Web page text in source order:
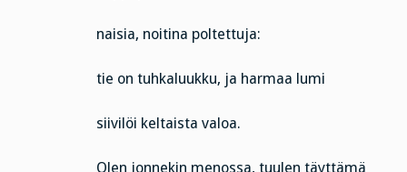
naisia, noitina poltettuja:
tie on tuhkaluukku, ja harmaa lumi
siivilöi keltaista valoa.
Olen jonnekin menossa, tuulen täyttämä